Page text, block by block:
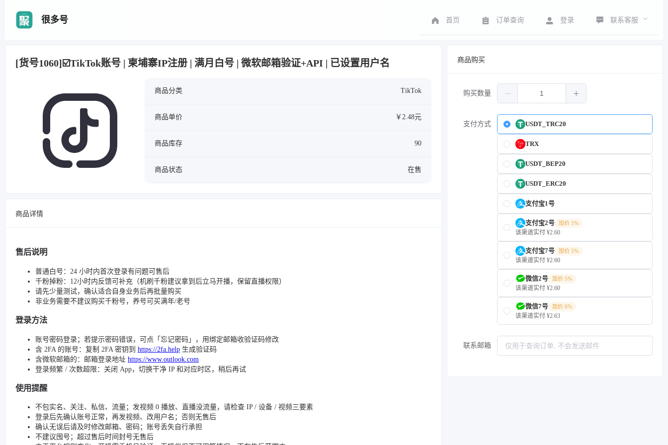
很多号 首页 订单查询 登录 联系客服
[货号1060]☑️TikTok账号 | 柬埔寨IP注册 | 满月白号 | 微软邮箱验证+API | 已设置用户名
商品分类 TikTok
商品单价 ￥2.48元
商品库存 90
商品状态 在售
商品详情
售后说明
普通白号：24 小时内首次登录有问题可售后
千粉掉粉：12小时内反馈可补充（机刷千粉建议拿到后立马开播，保留直播权限）
请先少量测试，确认适合自身业务后再批量购买
非业务需要不建议购买千粉号，养号可买满年/老号
登录方法
账号密码登录；若提示密码错误，可点「忘记密码」，用绑定邮箱收验证码修改
含 2FA 的账号：复制 2FA 密钥到 https://2fa.help 生成验证码
含微软邮箱的：邮箱登录地址 https://www.outlook.com
登录频繁 / 次数超限：关闭 App，切换干净 IP 和对应时区，稍后再试
使用提醒
不包实名、关注、私信、流量；发视频 0 播放、直播没流量，请检查 IP / 设备 / 视频三要素
登录后先确认账号正常，再发视频、改用户名；否则无售后
确认无误后请及时修改邮箱、密码；账号丢失自行承担
不建议囤号；超过售后时间封号无售后
商品购买
购买数量
支付方式 USDT_TRC20
TRX
USDT_BEP20
USDT_ERC20
支付宝1号
支付宝2号 加价 5%
该渠道实付 ¥2.60
支付宝7号 加价 5%
该渠道实付 ¥2.60
微信2号 加价 5%
该渠道实付 ¥2.60
微信7号 加价 6%
该渠道实付 ¥2.63
联系邮箱